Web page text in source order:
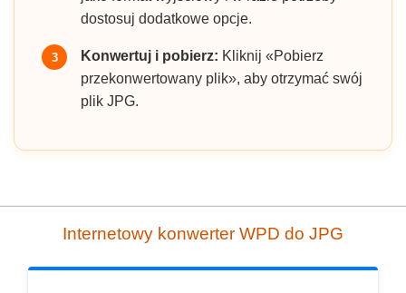
dostosuj dodatkowe opcje.
3 Konwertuj i pobierz: Kliknij «Pobierz
przekonwertowany plik», aby otrzymać swój
plik JPG.
Internetowy konwerter WPD do JPG